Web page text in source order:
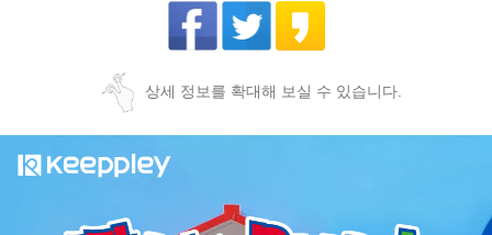
상세 정보를 확대해 보실 수 있습니다.